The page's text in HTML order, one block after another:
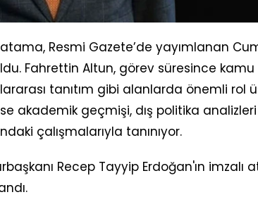
Resmi Gazete’de yayımlanan
Fahrettin Altun, görev süresince
tanıtım gibi alanlarda önemli rol
akademik geçmişi, dış politika
çalışmalarıyla tanınıyor.
Recep Tayyip Erdoğan'ın imzalı